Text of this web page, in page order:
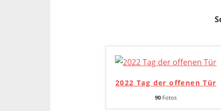
2022 Tag der offenen Tür
90 Fotos